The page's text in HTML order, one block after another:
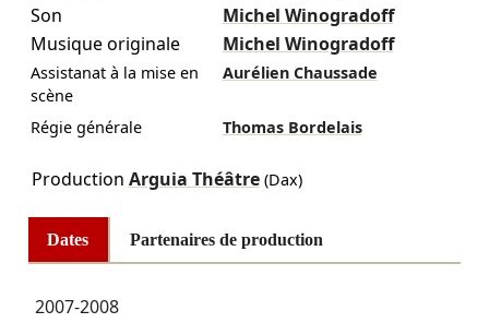
Son
Michel Winogradoff
Musique originale
Michel Winogradoff
Assistanat à la mise en
scène
Aurélien Chaussade
Régie générale Thomas Bordelais
Production Arguia Théâtre(Dax)
Dates Partenaires de production
2007-2008